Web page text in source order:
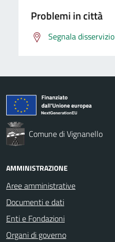
Problemi in città
Segnala disservizio
Comune di Vignanello
AMMINISTRAZIONE
Aree amministrative
Documenti e dati
Enti e Fondazioni
Organi di governo